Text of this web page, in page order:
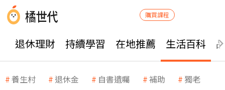
購買課程
退休理財 持續學習 在地推薦 生活百科
養生村 退休金 自書遺囑 補助 獨老